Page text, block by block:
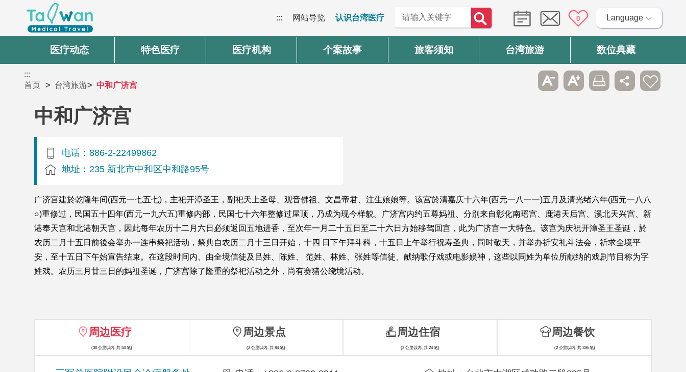
::: 网站导览 认识台湾医疗 0 Language
医疗动态 特色医疗 医疗机构 个案故事 旅客须知 台湾旅游 数位典藏
:::
首页
台湾旅游 中和广济宫
中和广济宫
电话：886-2-22499862
地址：235 新北市中和区中和路95号
广济宫建於乾隆年间(西元一七五七)，主祀开漳圣王，副祀天上圣母、观音佛祖、文昌帝君、注生娘娘等。该宫於清嘉庆十六年(西元一八一一)五月及清光绪六年(西元一八八
○)重修过，民国五十四年(西元一九六五)重修内部，民国七十六年整修过屋顶，乃成为现今样貌。广济宫内约五尊妈祖、分别来自彰化南瑶宫、鹿港天后宫、溪北天兴宫、新
港奉天宫和北港朝天宫，因此每年农历十二月六日必须返回五地进香，至次年一月二十五日至二十六日方始移驾回宫，此为广济宫一大特色。该宫为庆祝开漳圣王圣诞，於
农历二月十五日前後会举办一连串祭祀活动，祭典自农历二月十三日开始，十四 日下午拜斗科，十五日上午举行祝寿圣典，同时敬天，并举办祈安礼斗法会，祈求全境平
安，至十五日下午始宣告结束。在这段时间内、由全境信徒及吕姓、陈姓、 范姓、林姓、张姓等信徒、献纳歌仔戏或电影娱神，这些以同姓为单位所献纳的戏剧节目称为字
姓戏。农历三月廿三日的妈祖圣诞，广济宫除了隆重的祭祀活动之外，尚有赛猪公绕境活动。
周边医疗
(30 公里以内, 共 53 笔)
周边景点
(2 公里以内, 共 84 笔)
周边住宿
(2 公里以内, 共 24 笔)
周边餐饮
(2 公里以内, 共 336 笔)